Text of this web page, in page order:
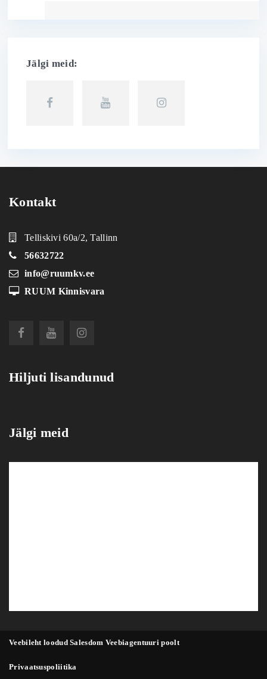
Jälgi meid:
Kontakt
Telliskivi 60a/2, Tallinn
56632722
info@ruumkv.ee
RUUM Kinnisvara
Hiljuti lisandunud
Jälgi meid
Veebileht loodud Salesdom Veebiagentuuri poolt
Privaatsuspoliitika